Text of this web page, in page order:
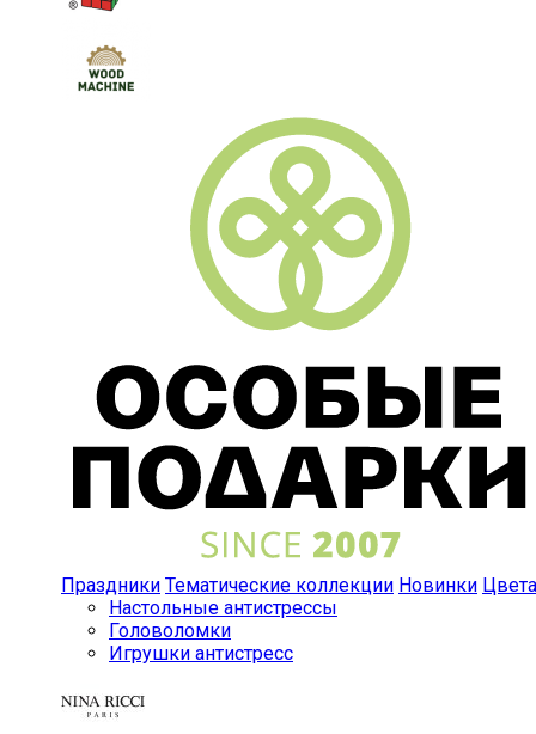
Праздники Тематические коллекции Новинки Цвета
Настольные антистрессы
Головоломки
Игрушки антистресс